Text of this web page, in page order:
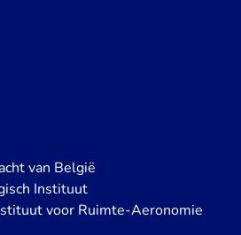
van België
Instituut
voor Ruimte-Aeronomie